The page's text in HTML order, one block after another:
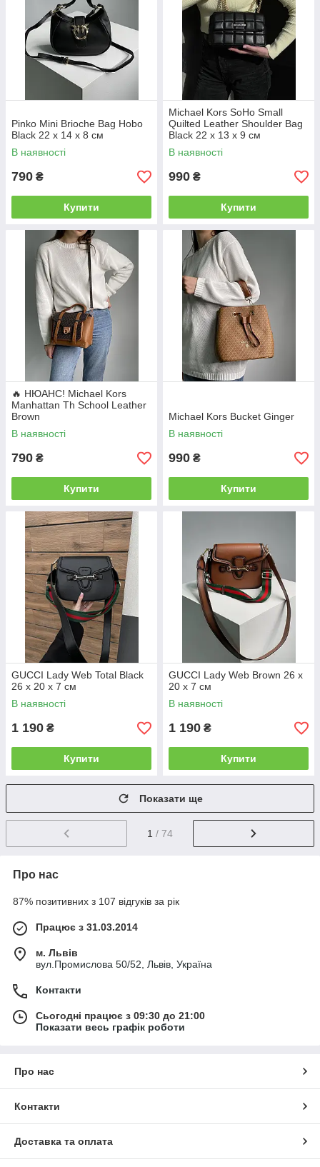
Pinko Mini Brioche Bag Hobo
Black 22 x 14 x 8 см
В наявності
790 ₴
Купити
Michael Kors SoHo Small
Quilted Leather Shoulder Bag
Black 22 х 13 х 9 см
В наявності
990 ₴
Купити
🔥 НЮАНС! Michael Kors
Manhattan Th School Leather
Brown
В наявності
790 ₴
Купити
Michael Kors Bucket Ginger
В наявності
990 ₴
Купити
GUCCI Lady Web Total Black
26 х 20 х 7 см
В наявності
1 190 ₴
Купити
GUCCI Lady Web Brown 26 х
20 х 7 см
В наявності
1 190 ₴
Купити
Показати ще
1 / 74
Про нас
87% позитивних з 107 відгуків за рік
Працює з 31.03.2014
м. Львів
вул.Промислова 50/52, Львів, Україна
Контакти
Сьогодні працює з 09:30 до 21:00
Показати весь графік роботи
Про нас
Контакти
Доставка та оплата